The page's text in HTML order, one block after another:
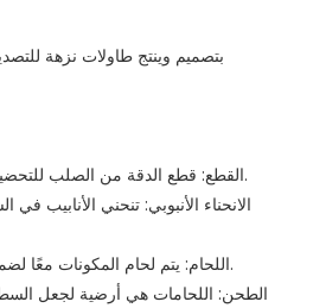
القطع: قطع الدقة من الصلب للتحضير للإطار والمكونات الأخرى.
الانحناء الأنبوبي: تنحني الأنابيب
اللحام: يتم لحام المكونات معًا لضمان استقرار وسلامة الهيكل.
الطحن: اللحامات هي أرضية لجعل